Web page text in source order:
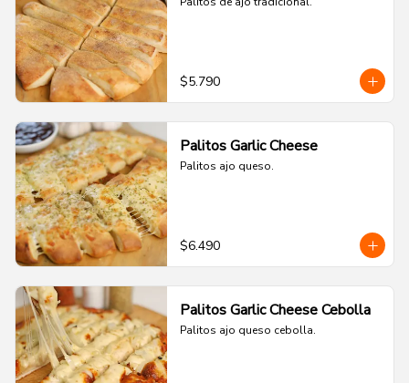
$5.790
Palitos Garlic Cheese
Palitos ajo queso.
$6.490
Palitos Garlic Cheese Cebolla
Palitos ajo queso cebolla.